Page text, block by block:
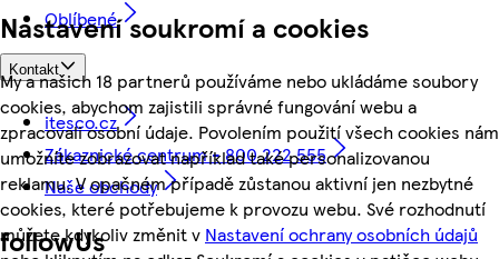
Nastavení soukromí a cookies
My a našich 18 partnerů používáme nebo ukládáme soubory
cookies, abychom zajistili správné fungování webu a
zpracovali osobní údaje. Povolením použití všech cookies nám
umožníte zobrazovat například také personalizovanou
reklamu. V opačném případě zůstanou aktivní jen nezbytné
cookies, které potřebujeme k provozu webu. Své rozhodnutí
můžete kdykoliv změnit v Nastavení ochrany osobních údajů
Oblíbené
Kontakt
itesco.cz
Zákaznické centrum - 800 222 555
Naše obchody
followUs